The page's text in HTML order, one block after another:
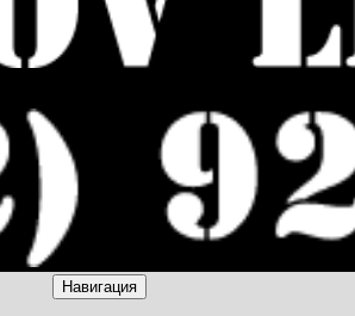
Навигация